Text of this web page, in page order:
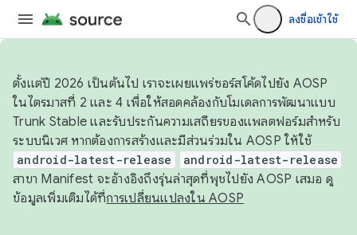
ลงชื่อเข้าใช้
ตั้งแต่ปี 2026 เป็นต้นไป เราจะเผยแพร่ซอร์สโค้ดไปยัง AOSP
ในไตรมาสที่ 2 และ 4 เพื่อให้สอดคล้องกับโมเดลการพัฒนาแบบ
Trunk Stable และรับประกันความเสถียรของแพลตฟอร์มสำหรับ
ระบบนิเวศ หากต้องการสร้างและมีส่วนร่วมใน AOSP ให้ใช้
android-latest-release android-latest-release
สาขา Manifest จะอ้างอิงถึงรุ่นล่าสุดที่พุชไปยัง AOSP เสมอ ดู
ข้อมูลเพิ่มเติมได้ที่การเปลี่ยนแปลงใน AOSP